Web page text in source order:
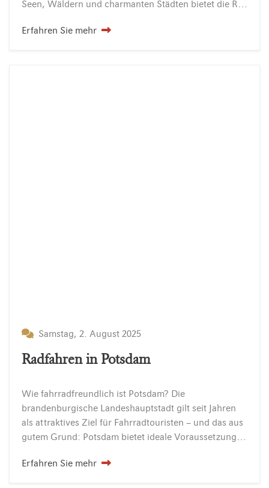
Seen, Wäldern und charmanten Städten bietet die Region ideale Bedingungen für Naturliebhaber, Aktivurlauber und Erholungssuchende. Aktiv unterwegs:…
Erfahren Sie mehr
Samstag, 2. August 2025
Radfahren in Potsdam
Wie fahrradfreundlich ist Potsdam? Die
brandenburgische Landeshauptstadt gilt seit Jahren
als attraktives Ziel für Fahrradtouristen – und das aus
gutem Grund: Potsdam bietet ideale Voraussetzungen für entspannte Entdeckungstouren auf zwei Rädern. Ob entlang der Havel, durch historische Parkanlagen oder hinaus…
Erfahren Sie mehr